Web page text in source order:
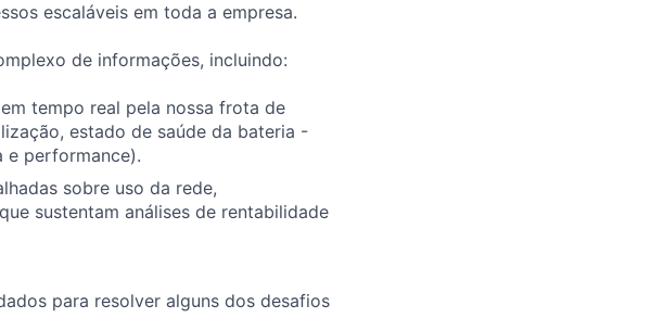
escaláveis em toda a empresa.
de informações, incluindo:
tempo real pela nossa frota de
estado de saúde da bateria -
e performance).
sobre uso da rede,
sustentam análises de rentabilidade
para resolver alguns dos desafios